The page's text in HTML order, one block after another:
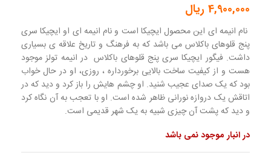
4,900,000 ریال
نام انیمه ای این محصول ایچیکا است و نام انیمه ای او ایچیکا سری
پنج قلوهای باکلاس می باشد که به فرهنگ و تاریخ علاقه ی بسیاری
داشت. فیگور ایچیکا سری پنج قلوهای باکلاس در انیمه تولز موجود
هست و از کیفیت ساخت بالایی برخورداره ، روزی، او در حال خواب
بود که یک صدای عجیب شنید. او چشم هایش را باز کرد و دید که در
اتاقش یک دروازه نورانی ظاهر شده است. او با تعجب به آن نگاه کرد
و دید که پشت آن چیزی شبیه به یک شهر قدیمی است.
در انبار موجود نمی باشد